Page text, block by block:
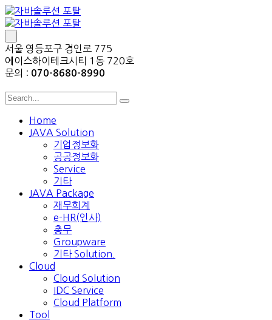
서울 영등포구 경인로 775
에이스하이테크시티 1동 720호
문의 : 070-8680-8990
Home
JAVA Solution
기업정보화
공공정보화
Service
기타
JAVA Package
재무회계
e-HR(인사)
총무
Groupware
기타 Solution.
Cloud
Cloud Solution
IDC Service
Cloud Platform
Tool